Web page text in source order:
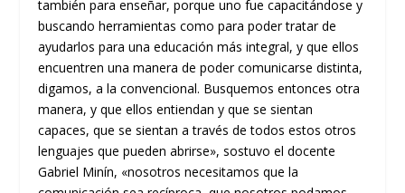
también para enseñar, porque uno fue capacitándose y
buscando herramientas como para poder tratar de
ayudarlos para una educación más integral, y que ellos
encuentren una manera de poder comunicarse distinta,
digamos, a la convencional. Busquemos entonces otra
manera, y que ellos entiendan y que se sientan
capaces, que se sientan a través de todos estos otros
lenguajes que pueden abrirse», sostuvo el docente
Gabriel Minín, «nosotros necesitamos que la